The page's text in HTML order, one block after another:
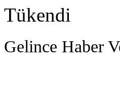
Tükendi
Gelince Haber